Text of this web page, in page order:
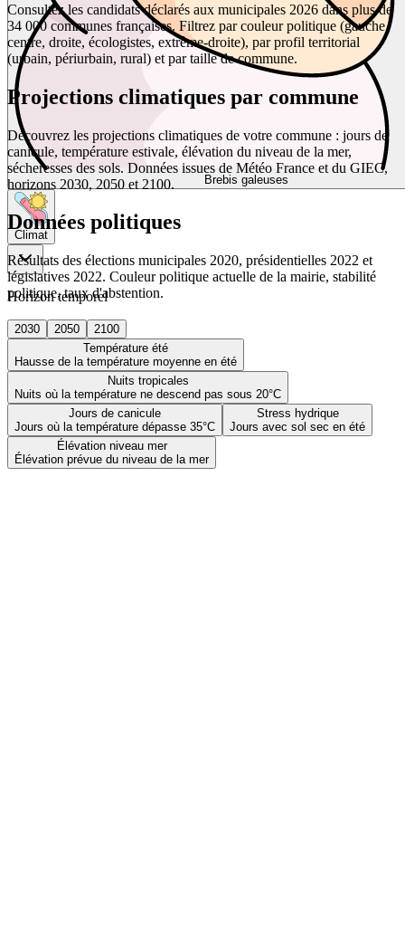
Brebis galeuses
Climat
Horizon temporel
2030 2050
2100
Température été
Hausse de la température moyenne en été
Nuits tropicales
Nuits où la température ne descend pas sous 20°C
Jours de canicule
Jours où la température dépasse 35°C
Stress hydrique
Jours avec sol sec en été
Élévation niveau mer
Élévation prévue du niveau de la mer
Consultez les candidats déclarés aux municipales 2026 dans plus de
34 000 communes françaises. Filtrez par couleur politique (gauche,
centre, droite, écologistes, extrême-droite), par profil territorial
(urbain, périurbain, rural) et par taille de commune.
Projections climatiques par commune
Découvrez les projections climatiques de votre commune : jours de
canicule, température estivale, élévation du niveau de la mer,
sécheresses des sols. Données issues de Météo France et du GIEC,
horizons 2030, 2050 et 2100.
Données politiques
Résultats des élections municipales 2020, présidentielles 2022 et
législatives 2022. Couleur politique actuelle de la mairie, stabilité
politique, taux d'abstention.